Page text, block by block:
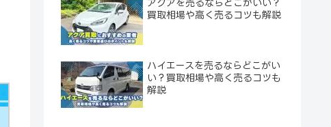
アクアを売るならどこがいい？
買取相場や高く売るコツも解説
ハイエースを売るならどこがい
い？買取相場や高く売るコツも
解説